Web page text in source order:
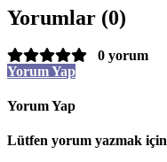
Yorumlar (0)
0 yorum
Yorum Yap
Yorum Yap
Lütfen yorum yazmak için